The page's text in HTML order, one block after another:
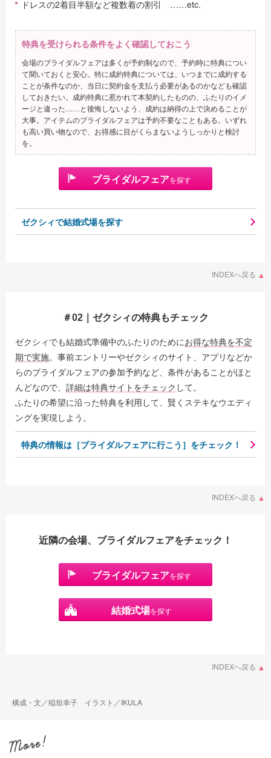
ドレスの2着目半額など複数着の割引 ……etc.
特典を受けられる条件をよく確認しておこう
会場のブライダルフェアは多くが予約制なので、予約時に特典につい
て聞いておくと安心。特に成約特典については、いつまでに成約する
ことが条件なのか、当日に契約金を支払う必要があるのかなども確認
しておきたい。成約特典に惹かれて本契約したものの、ふたりのイメ
ージと違った……と後悔しないよう、成約は納得の上で決めることが
大事。アイテムのブライダルフェアは予約不要なこともある。いずれ
も高い買い物なので、お得感に目がくらまないようしっかりと検討
を。
ブライダルフェアを探す
ゼクシィで結婚式場を探す
INDEXへ戻る
＃02｜ゼクシィの特典もチェック
ゼクシィでも結婚式準備中のふたりのためにお得な特典を不定
期で実施。事前エントリーやゼクシィのサイト、アプリなどか
らのブライダルフェアの参加予約など、条件があることがほと
んどなので、 詳細は特典サイトをチェック して。
ふたりの希望に沿った特典を利用して、賢くステキなウエディ
ングを実現しよう。
特典の情報は［ブライダルフェアに行こう］をチェック！
INDEXへ戻る
近隣の会場、ブライダルフェアをチェック！
ブライダルフェアを探す
結婚式場を探す
INDEXへ戻る
構成・文／稲垣幸子 イラスト／IKULA